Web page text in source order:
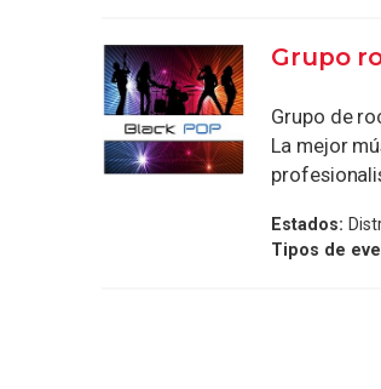
Grupo
Grupo de
La mejor
Estados:
Tipos de